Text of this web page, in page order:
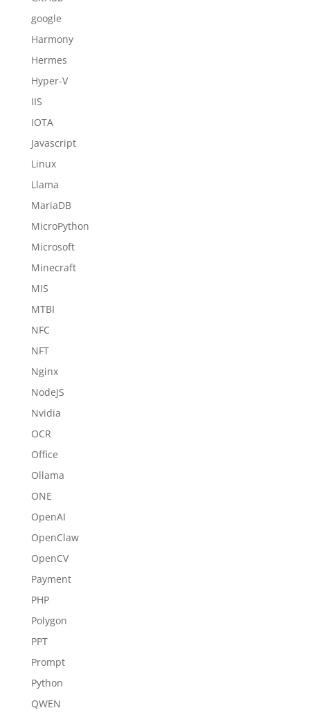
google
Harmony
Hermes
Hyper-V
IIS
IOTA
Javascript
Linux
Llama
MariaDB
MicroPython
Microsoft
Minecraft
MIS
MTBI
NFC
NFT
Nginx
NodeJS
Nvidia
OCR
Office
Ollama
ONE
OpenAI
OpenClaw
OpenCV
Payment
PHP
Polygon
PPT
Prompt
Python
QWEN